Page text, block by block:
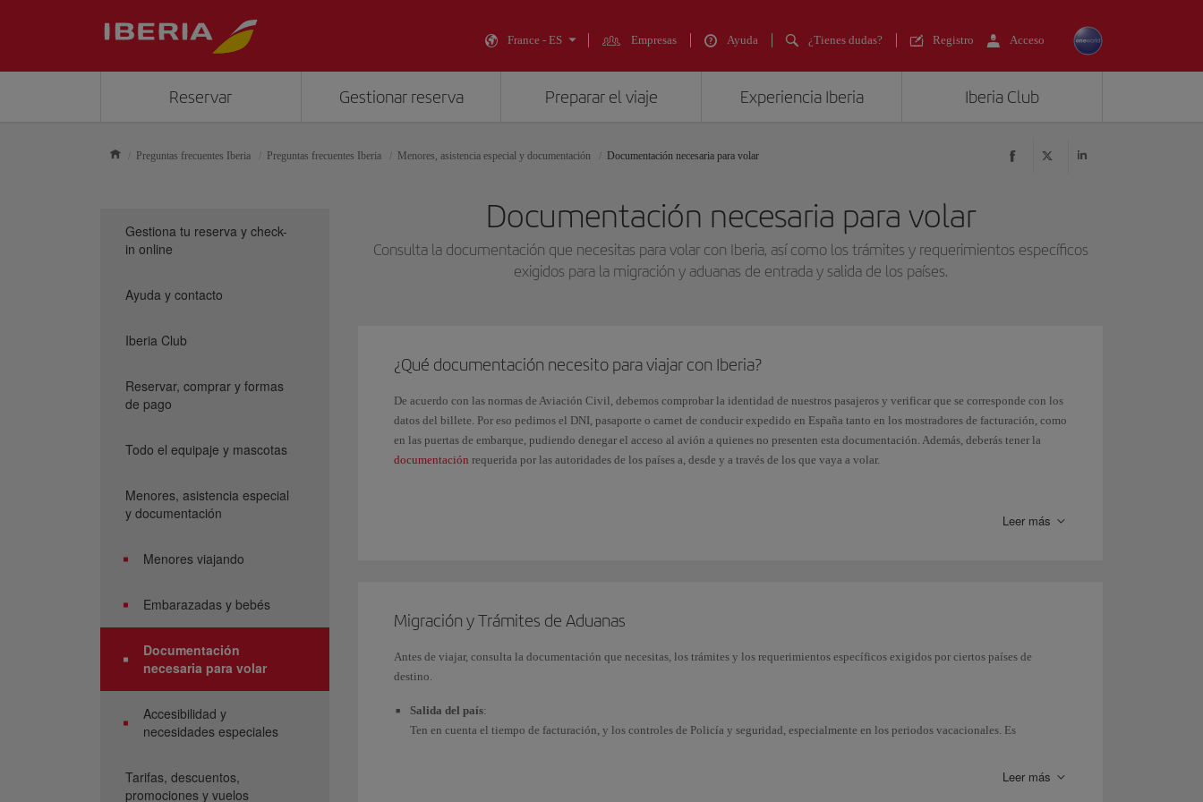
France - ES Empresas Ayuda ¿Tienes dudas? Registro Acceso
Reservar Gestionar reserva Preparar el viaje Experiencia Iberia Iberia Club
Preguntas frecuentes Iberia Preguntas frecuentes Iberia Menores, asistencia especial y documentación Documentación necesaria para volar
Documentación necesaria para volar
Consulta la documentación que necesitas para volar con Iberia, así como los trámites y requerimientos específicos
exigidos para la migración y aduanas de entrada y salida de los países.
¿Qué documentación necesito para viajar con Iberia?
De acuerdo con las normas de Aviación Civil, debemos comprobar la identidad de nuestros pasajeros y verificar que se corresponde con los
datos del billete. Por eso pedimos el DNI, pasaporte o carnet de conducir expedido en España tanto en los mostradores de facturación, como
en las puertas de embarque, pudiendo denegar el acceso al avión a quienes no presenten esta documentación. Además, deberás tener la
documentación requerida por las autoridades de los países a, desde y a través de los que vaya a volar.
Leer más
Migración y Trámites de Aduanas
Antes de viajar, consulta la documentación que necesitas, los trámites y los requerimientos específicos exigidos por ciertos países de
destino.
Salida del país:
Ten en cuenta el tiempo de facturación, y los controles de Policía y seguridad, especialmente en los periodos vacacionales. Es
personal en regla; ten en cuenta que, en caso de incumplimiento de las normas de control de policía o aduanas, te podría ser negada la
Leer más
Gestiona tu reserva y check-
in online
Ayuda y contacto
Iberia Club
Reservar, comprar y formas
de pago
Todo el equipaje y mascotas
Menores, asistencia especial
y documentación
Menores viajando
Embarazadas y bebés
Documentación
necesaria para volar
Accesibilidad y
necesidades especiales
Tarifas, descuentos,
promociones y vuelos